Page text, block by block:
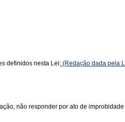
definidos nesta Lei; (Redação dada pela
não responder por ato de